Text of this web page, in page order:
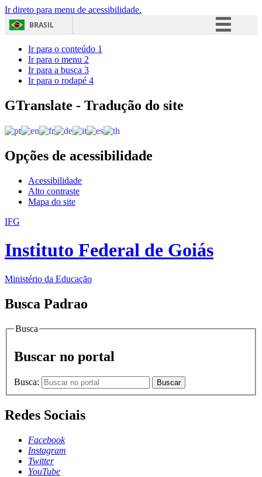
Ir direto para menu de acessibilidade.
BRASIL
Acesso à informação
Ir para o conteúdo 1
Ir para o menu 2
Ir para a busca 3
Ir para o rodapé 4
GTranslate - Tradução do site
Opções de acessibilidade
Acessibilidade
Alto contraste
Mapa do site
IFG
Instituto Federal de Goiás
Ministério da Educação
Busca Padrao
Busca
Buscar no portal
Busca: Buscar
Redes Sociais
Facebook
Instagram
Twitter
YouTube